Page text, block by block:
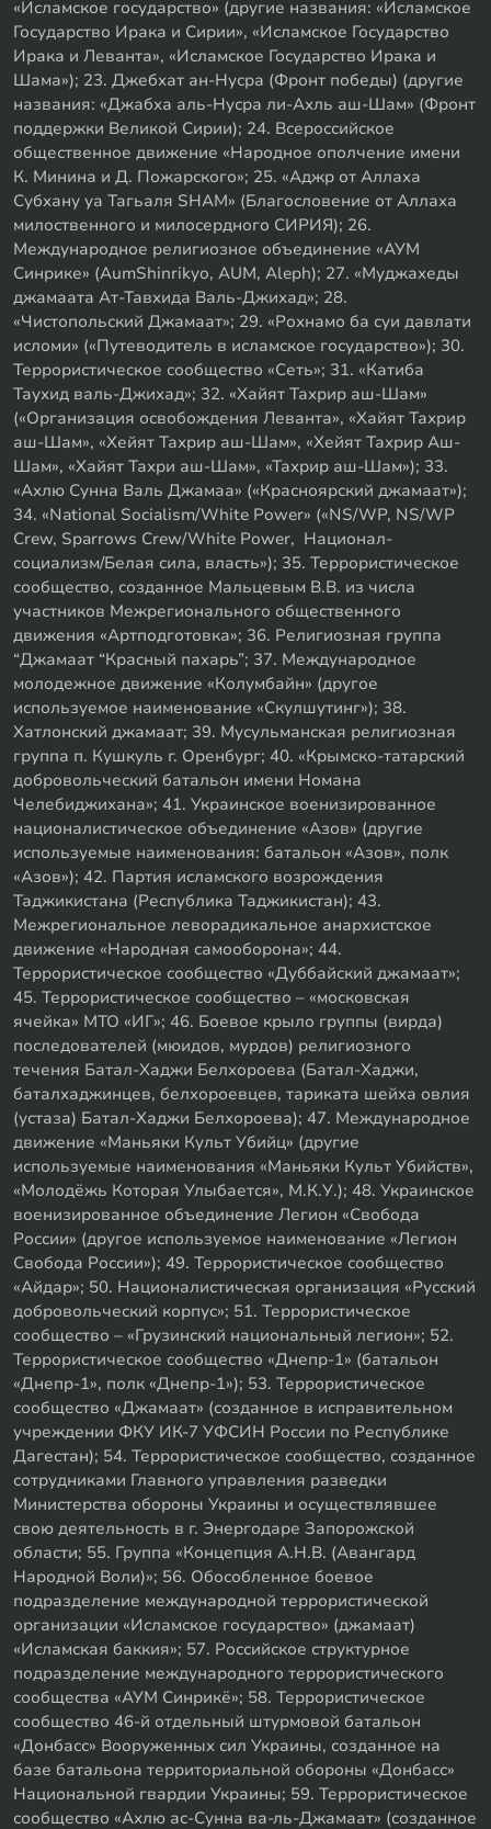
«Исламское государство» (другие названия: «Исламское
Государство Ирака и Сирии», «Исламское Государство
Ирака и Леванта», «Исламское Государство Ирака и
Шама»); 23. Джебхат ан-Нусра (Фронт победы) (другие
названия: «Джабха аль-Нусра ли-Ахль аш-Шам» (Фронт
поддержки Великой Сирии); 24. Всероссийское
общественное движение «Народное ополчение имени
К. Минина и Д. Пожарского»; 25. «Аджр от Аллаха
Субхану уа Тагьаля SHAM» (Благословение от Аллаха
милоственного и милосердного СИРИЯ); 26.
Международное религиозное объединение «АУМ
Синрике» (AumShinrikyo, AUM, Aleph); 27. «Муджахеды
джамаата Ат-Тавхида Валь-Джихад»; 28.
«Чистопольский Джамаат»; 29. «Рохнамо ба суи давлати
исломи» («Путеводитель в исламское государство»); 30.
Террористическое сообщество «Сеть»; 31. «Катиба
Таухид валь-Джихад»; 32. «Хайят Тахрир аш-Шам»
(«Организация освобождения Леванта», «Хайят Тахрир
аш-Шам», «Хейят Тахрир аш-Шам», «Хейят Тахрир Аш-
Шам», «Хайят Тахри аш-Шам», «Тахрир аш-Шам»); 33.
«Ахлю Сунна Валь Джамаа» («Красноярский джамаат»);
34. «National Socialism/White Power» («NS/WP, NS/WP
Crew, Sparrows Crew/White Power, Национал-
социализм/Белая сила, власть»); 35. Террористическое
сообщество, созданное Мальцевым В.В. из числа
участников Межрегионального общественного
движения «Артподготовка»; 36. Религиозная группа
“Джамаат “Красный пахарь”; 37. Международное
молодежное движение «Колумбайн» (другое
используемое наименование «Скулшутинг»); 38.
Хатлонский джамаат; 39. Мусульманская религиозная
группа п. Кушкуль г. Оренбург; 40. «Крымско-татарский
добровольческий батальон имени Номана
Челебиджихана»; 41. Украинское военизированное
националистическое объединение «Азов» (другие
используемые наименования: батальон «Азов», полк
«Азов»); 42. Партия исламского возрождения
Таджикистана (Республика Таджикистан); 43.
Межрегиональное леворадикальное анархистское
движение «Народная самооборона»; 44.
Террористическое сообщество «Дуббайский джамаат»;
45. Террористическое сообщество – «московская
ячейка» МТО «ИГ»; 46. Боевое крыло группы (вирда)
последователей (мюидов, мурдов) религиозного
течения Батал-Хаджи Белхороева (Батал-Хаджи,
баталхаджинцев, белхороевцев, тариката шейха овлия
(устаза) Батал-Хаджи Белхороева); 47. Международное
движение «Маньяки Культ Убийц» (другие
используемые наименования «Маньяки Культ Убийств»,
«Молодёжь Которая Улыбается», М.К.У.); 48. Украинское
военизированное объединение Легион «Свобода
России» (другое используемое наименование «Легион
Свобода России»); 49. Террористическое сообщество
«Айдар»; 50. Националистическая организация «Русский
добровольческий корпус»; 51. Террористическое
сообщество – «Грузинский национальный легион»; 52.
Террористическое сообщество «Днепр-1» (батальон
«Днепр-1», полк «Днепр-1»); 53. Террористическое
сообщество «Джамаат» (созданное в исправительном
учреждении ФКУ ИК-7 УФСИН России по Республике
Дагестан); 54. Террористическое сообщество, созданное
сотрудниками Главного управления разведки
Министерства обороны Украины и осуществлявшее
свою деятельность в г. Энергодаре Запорожской
области; 55. Группа «Концепция А.Н.В. (Авангард
Народной Воли)»; 56. Обособленное боевое
подразделение международной террористической
организации «Исламское государство» (джамаат)
«Исламская баккия»; 57. Российское структурное
подразделение международного террористического
сообщества «АУМ Синрикё»; 58. Террористическое
сообщество 46-й отдельный штурмовой батальон
«Донбасс» Вооруженных сил Украины, созданное на
базе батальона территориальной обороны «Донбасс»
Национальной гвардии Украины; 59. Террористическое
сообщество «Ахлю ас-Сунна ва-ль-Джамаат» (созданное